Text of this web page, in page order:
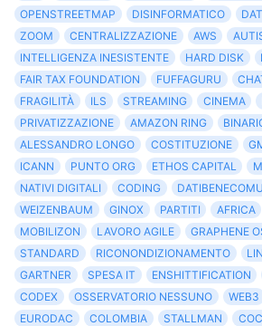
OPENSTREETMAP
DISINFORMATICO
ZOOM
CENTRALIZZAZIONE AWS
INTELLIGENZA INESISTENTE
HARD DISK
FAIR TAX FOUNDATION
FUFFAGURU
FRAGILITÀ
ILS STREAMING CINEMA
PRIVATIZZAZIONE
AMAZON RING
ALESSANDRO LONGO
COSTITUZIONE
ICANN
PUNTO ORG ETHOS CAPITAL
NATIVI DIGITALI
CODING
WEIZENBAUM
GINOX PARTITI AFRICA
MOBILIZON
LAVORO AGILE GRAPHENE
STANDARD
RICONONDIZIONAMENTO
GARTNER
SPESA IT ENSHITTIFICATION
CODEX
OSSERVATORIO NESSUNO WEB3
EURODAC
COLOMBIA STALLMAN